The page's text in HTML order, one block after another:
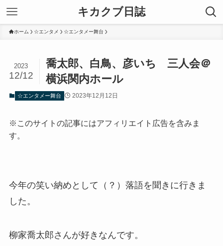
キカクブ日誌
ホーム ☆エンタメ ☆エンタメー舞台
喬太郎、白鳥、彦いち 三人会＠
横浜関内ホール
2023
12/12
☆エンタメー舞台 2023年12月12日
※このサイトの記事にはアフィリエイト広告を含みま
す。
今年の笑い納めとして（？）落語を聞きに行きま
した。
柳家喬太郎さんが好きなんです。